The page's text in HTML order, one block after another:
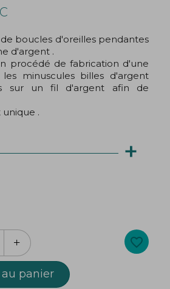
avis)
boucles d'oreilles pendantes
d'argent .
procédé de fabrication d'une
minuscules billes d'argent
sur un fil d'argent afin de
.
+
balinaise
panier
favorite_border